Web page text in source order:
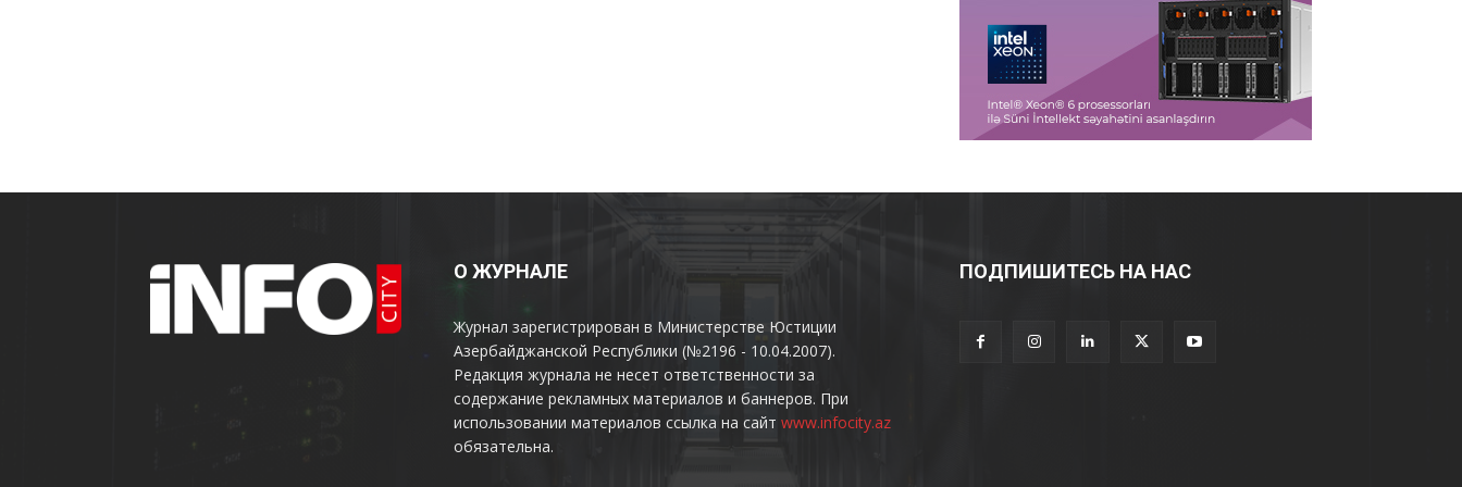
О ЖУРНАЛЕ
Журнал зарегистрирован в Министерстве Юстиции
Азербайджанской Республики (№2196 - 10.04.2007).
Редакция журнала не несет ответственности за
содержание рекламных материалов и баннеров. При
использовании материалов ссылка на сайт www.infocity.az
обязательна.
ПОДПИШИТЕСЬ НА НАС